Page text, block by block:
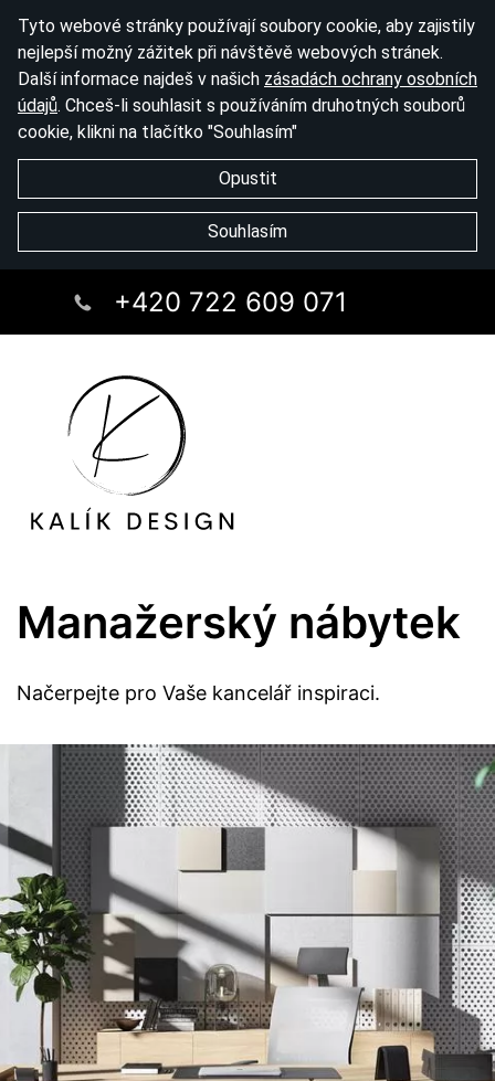
Tyto webové stránky používají soubory cookie, aby zajistily
nejlepší možný zážitek při návštěvě webových stránek.
Další informace najdeš v našich zásadách ochrany osobních
údajů. Chceš-li souhlasit s používáním druhotných souborů
cookie, klikni na tlačítko "Souhlasím"
Opustit
Souhlasím
+420 722 609 071
Manažerský nábytek
Načerpejte pro Vaše kancelář inspiraci.